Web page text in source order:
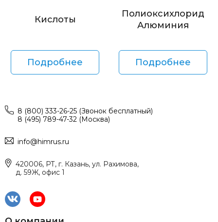
Кислоты
Подробнее
Полиоксихлорид
Алюминия
Подробнее
8 (800) 333-26-25 (Звонок бесплатный)
8 (495) 789-47-32 (Москва)
info@himrus.ru
420006, РТ, г. Казань, ул. Рахимова,
д. 59Ж, офис 1